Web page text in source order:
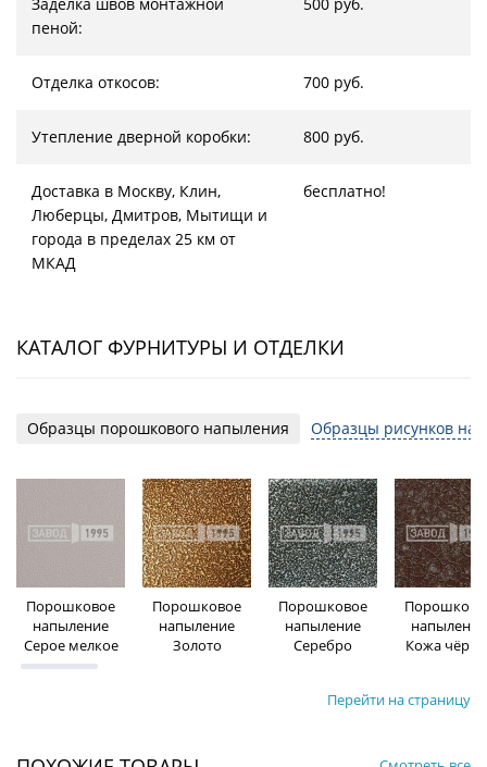
пеной:
Отделка откосов: 700 руб.
Утепление дверной коробки: 800 руб.
Доставка в Москву, Клин,
Люберцы, Дмитров, Мытищи и
города в пределах 25 км от
МКАД
бесплатно!
КАТАЛОГ ФУРНИТУРЫ И ОТДЕЛКИ
Образцы порошкового напыления Образцы рисунков на
Порошковое
напыление
Серое мелкое
Порошковое
напыление
Золото
Порошковое
напыление
Серебро
напыление
Кожа
Перейти на страницу